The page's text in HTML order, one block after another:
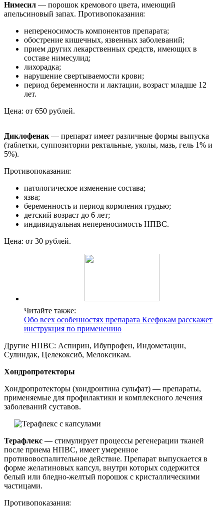
Нимесил — порошок кремового цвета, имеющий
апельсиновый запах. Противопоказания:
непереносимость компонентов препарата;
обострение кишечных, язвенных заболеваний;
прием других лекарственных средств, имеющих в
составе нимесулид;
лихорадка;
нарушение свертываемости крови;
период беременности и лактации, возраст младше 12
лет.
Цена: от 650 рублей.
Диклофенак — препарат имеет различные формы выпуска
(таблетки, суппозитории ректальные, уколы, мазь, гель 1% и
5%).
Противопоказания:
патологическое изменение состава;
язва;
беременность и период кормления грудью;
детский возраст до 6 лет;
индивидуальная непереносимость НПВС.
Цена: от 30 рублей.
Читайте также:
Обо всех особенностях препарата Ксефокам расскажет
инструкция по применению
Другие НПВС: Аспирин, Ибупрофен, Индометацин,
Сулиндак, Целекоксиб, Мелоксикам.
Хондропротекторы
Хондропротекторы (хондроитина сульфат) — препараты,
применяемые для профилактики и комплексного лечения
заболеваний суставов.
Терафлекс — стимулирует процессы регенерации тканей
после приема НПВС, имеет умеренное
противовоспалительное действие. Препарат выпускается в
форме желатиновых капсул, внутри которых содержится
белый или бледно-желтый порошок с кристаллическими
частицами.
Противопоказания: